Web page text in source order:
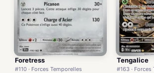
Foretress
#110 · Forces Temporelles
Tengalice
#163 · Forces